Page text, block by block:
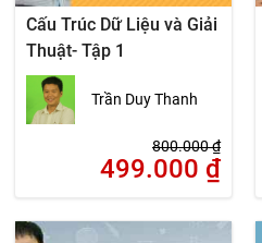
Cấu Trúc Dữ Liệu và Giải
Thuật- Tập 1
Trần Duy Thanh
800.000₫
499.000 ₫